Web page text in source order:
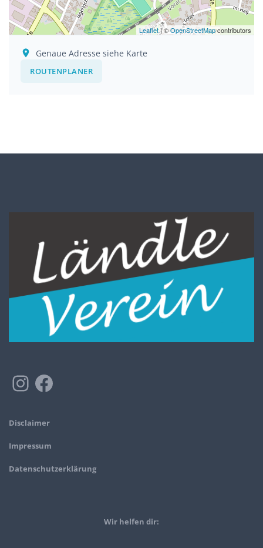
Leaflet| ©OpenStreetMapcontributors
Genaue Adresse siehe Karte
ROUTENPLANER
Disclaimer
Impressum
Datenschutzerklärung
Wir helfen dir: